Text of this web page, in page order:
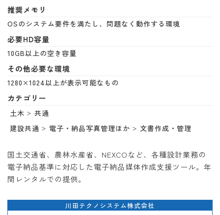
推奨メモリ
OSのシステム要件を満たし、問題なく動作する環境
必要HD容量
10GB以上の空き容量
その他必要な環境
1280×1024以上が表示可能なもの
カテゴリー
土木
共通
建設共通
電子・納品写真管理ほか 文書作成・管理
国土交通省、農林水産省、NEXCOなど、各種設計業務の
電子納品基準に対応した電子納品媒体作成支援ツール。年
間レンタルでの提供。
川田テクノシステム株式会社